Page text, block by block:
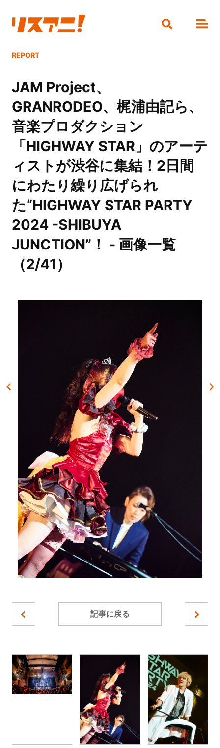
REPORT
JAM Project、
GRANRODEO、梶浦由記ら、
音楽プロダクション
「HIGHWAY STAR」のアーテ
ィストが渋谷に集結！2日間
にわたり繰り広げられ
た“HIGHWAY STAR PARTY
2024 -SHIBUYA
JUNCTION”！ - 画像一覧
（2/41）
記事に戻る